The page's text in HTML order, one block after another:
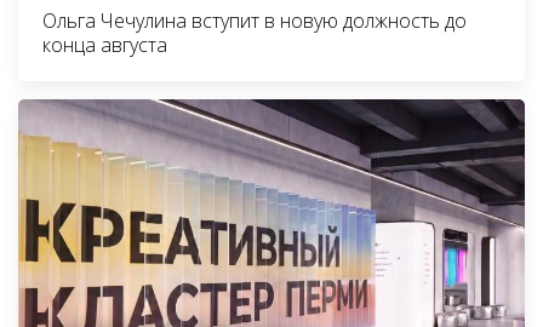
Ольга Чечулина вступит в новую должность до
конца августа